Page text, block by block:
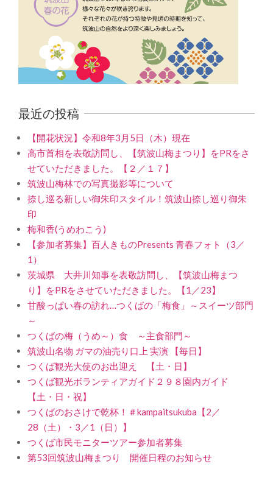
最近の投稿
【開花状況】令和8年3月5日（木）現在
高市首相を表敬訪問し、【筑波山梅まつり】をPRをさ
せていただきました。【２／１７】
筑波山梅林での写真撮影等について
捺し巡る新しい御朱印スタイル！筑波山捺し巡り御朱
印
梅和香(うめわこう)
【参加者募集】百人きものPresents 青春フォト（3／
1）
茨城県 大井川知事を表敬訪問し、【筑波山梅まつ
り】をPRをさせていただきました。【1／23】
甘酸っぱい春の訪れ…つくばの「梅食」～スイーツ部門
～
つくばの梅（うめ～）食 ～主食部門～
筑波山名物 ガマの油売り口上 実演 【毎日】
つくば観光大使のお出迎え 【土・日】
つくば観光ボランティアガイド２９８園内ガイド
【土・日・祝】
つくばのおさけで乾杯！＃kampaitsukuba【2／
28（土）・3／1（日）】
つくば市民モニターツアー参加者募集
第53回筑波山梅まつり 開催日程のお知らせ